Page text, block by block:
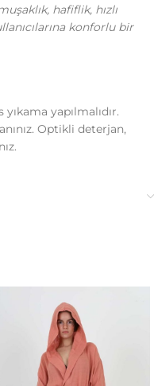
hafiflik, hızlı
konforlu bir
yapılmalıdır.
Optikli deterjan,